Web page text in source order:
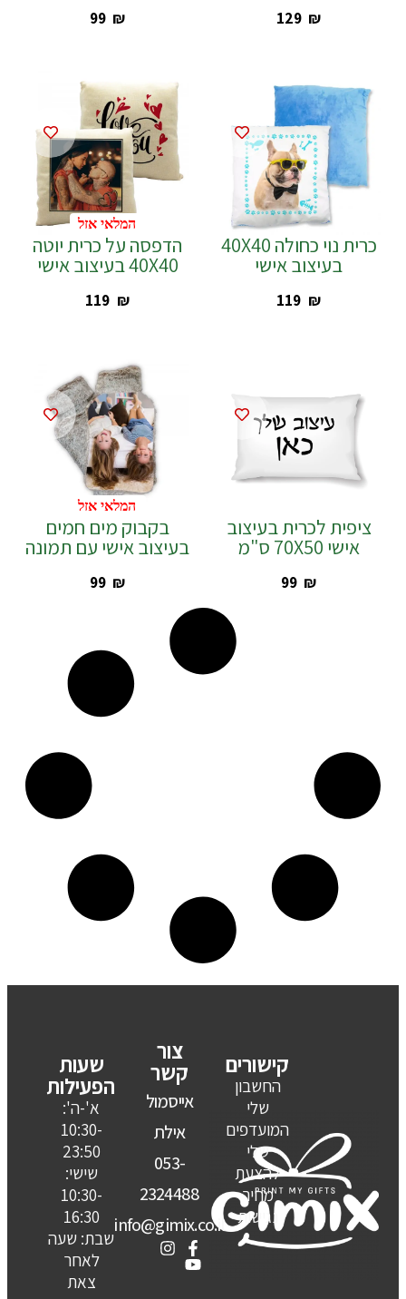
‎129 ₪
‎99 ₪
כרית נוי כחולה 40X40
בעיצוב אישי
‎119 ₪
המלאי אזל
הדפסה על כרית יוטה
40X40 בעיצוב אישי
‎119 ₪
ציפית לכרית בעיצוב
אישי 70X50 ס"מ
‎99 ₪
המלאי אזל
בקבוק מים חמים
בעיצוב אישי עם תמונה
‎99 ₪
קישורים
החשבון
שלי
המועדפים
שלי
להצעת
מחיר
נגישות
צור
קשר
אייסמול
אילת
053-
2324488
info@gimix.co.il
שעות
הפעילות
א'-ה':
10:30-
23:50
שישי:
10:30-
16:30
שבת: שעה
לאחר
צאת